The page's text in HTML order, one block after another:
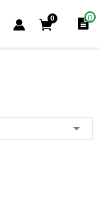
0
0
